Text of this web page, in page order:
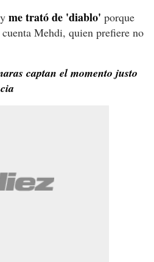
me trató de 'diablo' porque
Mehdi, quien prefiere no
captan el momento justo